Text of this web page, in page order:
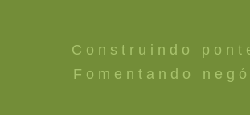
Construindo
Fomentando